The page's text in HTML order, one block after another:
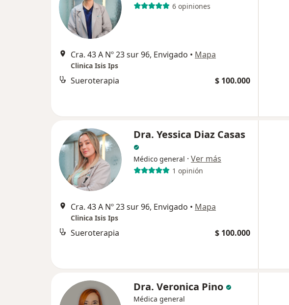
6 opiniones
Cra. 43 A Nº 23 sur 96, Envigado • Mapa
Clinica Isis Ips
Sueroterapia $ 100.000
Dra. Yessica Diaz Casas
Médico general · Ver más
1 opinión
Cra. 43 A Nº 23 sur 96, Envigado • Mapa
Clinica Isis Ips
Sueroterapia $ 100.000
Dra. Veronica Pino
Médica general